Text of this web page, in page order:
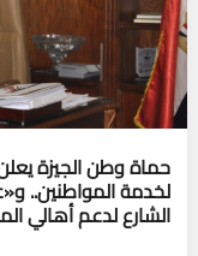
لخدمة المواطنين..
الشارع لدعم أهالي